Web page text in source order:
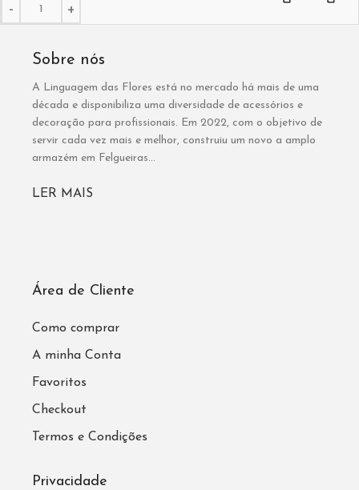
Sobre nós
A Linguagem das Flores está no mercado há mais de uma
década e disponibiliza uma diversidade de acessórios e
decoração para profissionais. Em 2022, com o objetivo de
servir cada vez mais e melhor, construiu um novo a amplo
armazém em Felgueiras...
LER MAIS
Área de Cliente
Como comprar
A minha Conta
Favoritos
Checkout
Termos e Condições
Privacidade